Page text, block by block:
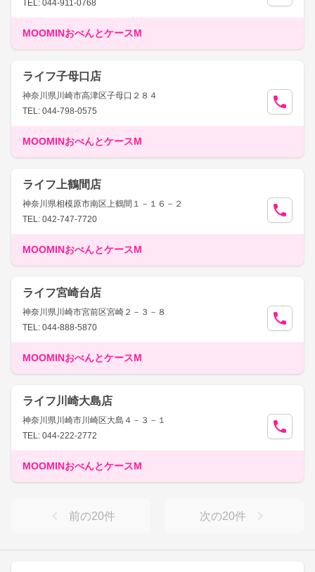
TEL: 044-911-0768
MOOMINおべんとケースM
ライフ子母口店
神奈川県川崎市高津区子母口２８４
TEL: 044-798-0575
MOOMINおべんとケースM
ライフ上鶴間店
神奈川県相模原市南区上鶴間１－１６－２
TEL: 042-747-7720
MOOMINおべんとケースM
ライフ宮崎台店
神奈川県川崎市宮前区宮崎２－３－８
TEL: 044-888-5870
MOOMINおべんとケースM
ライフ川崎大島店
神奈川県川崎市川崎区大島４－３－１
TEL: 044-222-2772
MOOMINおべんとケースM
前の20件 次の20件